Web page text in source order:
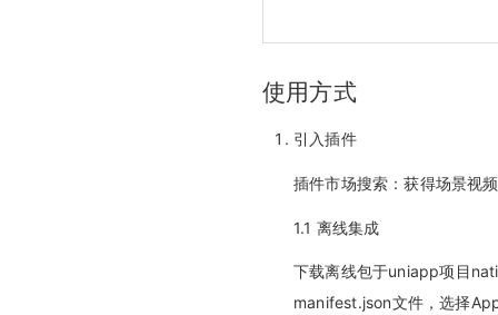
使用方式
引入插件
插件市场搜索：获得场景视
1.1 离线集成
下载离线包于uniapp项目
manifest.json文件，选择